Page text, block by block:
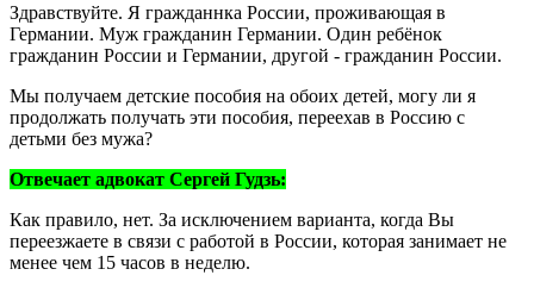
Здравствуйте. Я гражданнка России, проживающая в
Германии. Муж гражданин Германии. Один ребёнок
гражданин России и Германии, другой - гражданин России.
Мы получаем детские пособия на обоих детей, могу ли я
продолжать получать эти пособия, переехав в Россию с
детьми без мужа?
Отвечает адвокат Сергей Гудзь:
Как правило, нет. За исключением варианта, когда Вы
переезжаете в связи с работой в России, которая занимает не
менее чем 15 часов в неделю.